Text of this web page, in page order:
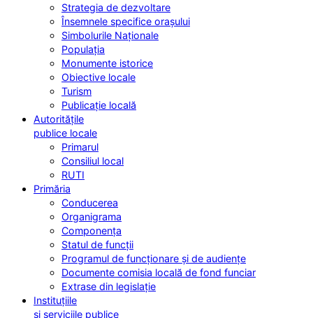
Strategia de dezvoltare
Însemnele specifice orașului
Simbolurile Naționale
Populația
Monumente istorice
Obiective locale
Turism
Publicație locală
Autoritățile
publice locale
Primarul
Consiliul local
RUTI
Primăria
Conducerea
Organigrama
Componența
Statul de funcții
Programul de funcționare și de audiențe
Documente comisia locală de fond funciar
Extrase din legislație
Instituțiile
și serviciile publice